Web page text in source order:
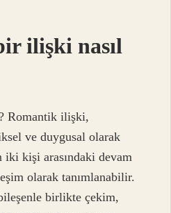
ilişki nasıl
Romantik ilişki,
ve duygusal olarak
kişi arasındaki devam
olarak tanımlanabilir.
birlikte çekim,